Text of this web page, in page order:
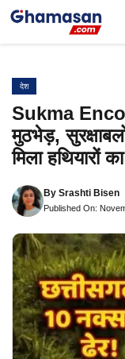
Skip
देश
Sukma
मुठभेड़,
मिला हथियारों
By Srashti Bisen
Published On: